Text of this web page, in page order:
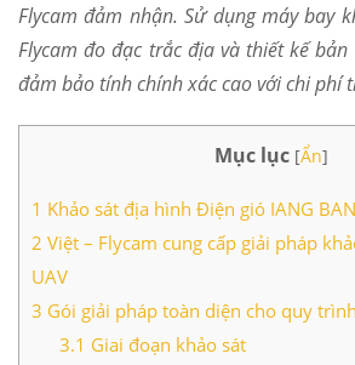
Flycam đảm nhận. Sử dụng máy bay
Flycam đo đạc trắc địa và thiết kế
đảm bảo tính chính xác cao với chi phí
Mục lục [Ẩn]
1 Khảo sát địa hình Điện gió IANG
2 Việt – Flycam cung cấp giải pháp
UAV
3 Gói giải pháp toàn diện cho quy
3.1 Giai đoạn khảo sát